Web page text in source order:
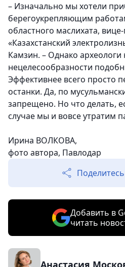
– Изначально мы хотели
берегоукрепляющим
областного маслихата,
«Казахстанский
Камзин. – Однако археологи
нецелесообразности
Эффективнее всего просто
останки. Да, по
запрещено. Но что делать,
случае мы и вовсе утратим
Ирина ВОЛКОВА,
фото автора, Павлодар
Добавить в
читать
Анастасия